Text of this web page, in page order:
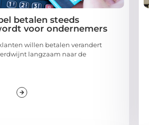
betalen steeds
voor ondernemers
willen betalen verandert
langzaam naar de